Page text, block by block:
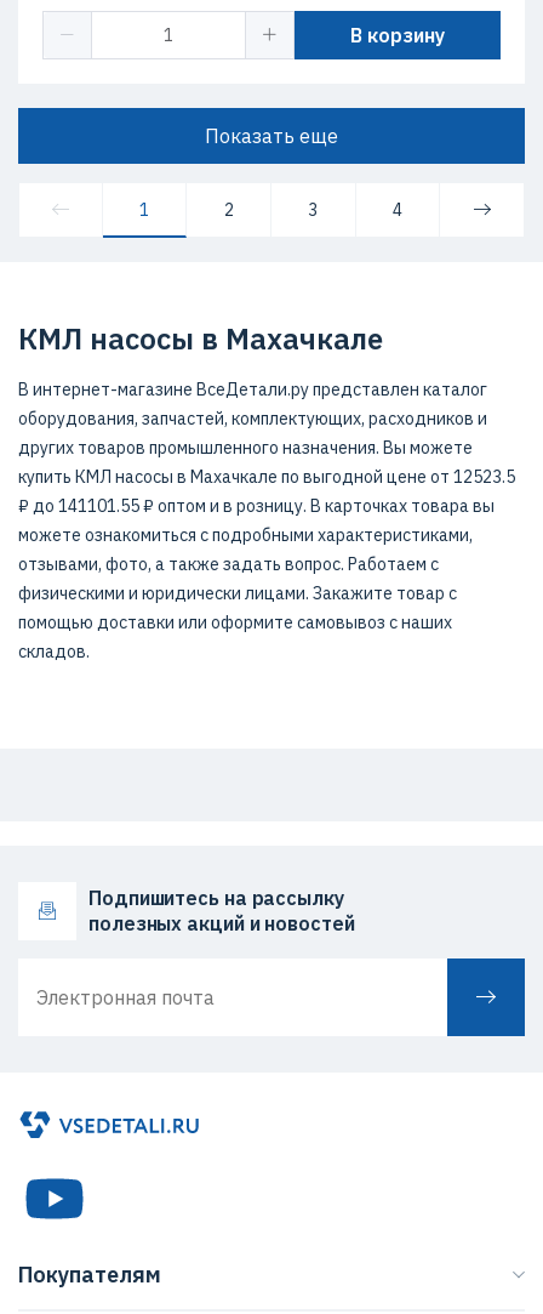
В корзину
Показать еще
1 2 3 4
КМЛ насосы в Махачкале
В интернет-магазине ВсеДетали.ру представлен каталог
оборудования, запчастей, комплектующих, расходников и
других товаров промышленного назначения. Вы можете
купить КМЛ насосы в Махачкале по выгодной цене от 12523.5
₽ до 141101.55 ₽ оптом и в розницу. В карточках товара вы
можете ознакомиться с подробными характеристиками,
отзывами, фото, а также задать вопрос. Работаем с
физическими и юридически лицами. Закажите товар с
помощью доставки или оформите самовывоз с наших
складов.
Подпишитесь на рассылку
полезных акций и новостей
Покупателям